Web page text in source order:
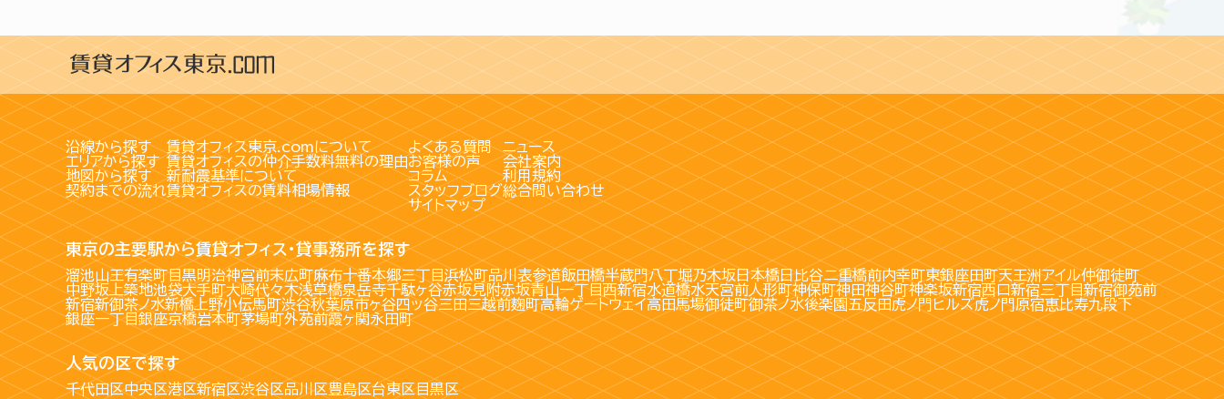
沿線から探す
エリアから探す
地図から探す
契約までの流れ
賃貸オフィス東京.comについて
賃貸オフィスの仲介手数料無料の理由
新耐震基準について
賃貸オフィスの賃料相場情報
よくある質問
お客様の声
コラム
スタッフブログ
サイトマップ
ニュース
会社案内
利用規約
総合問い合わせ
東京の主要駅から賃貸オフィス・貸事務所を探す
溜池山王有楽町目黒明治神宮前末広町麻布十番本郷三丁目浜松町品川表参道飯田橋半蔵門八丁堀乃木坂日本橋日比谷二重橋前内幸町東銀座田町天王洲アイル仲御徒町
中野坂上築地池袋大手町大崎代々木浅草橋泉岳寺千駄ヶ谷赤坂見附赤坂青山一丁目 西新宿水道橋水天宮前 人形町神保町神田神谷町神楽坂新宿西口新宿三丁目新宿御苑前
新宿新御茶ノ水新橋上野小伝馬町渋谷秋葉原市ヶ谷四ッ谷三田三越前麹町高輪ゲートウェイ高田馬場御徒町御茶ノ水後楽園五反田虎ノ門ヒルズ虎ノ門原宿恵比寿九段下
銀座一丁目銀座京橋岩本町茅場町外苑前霞ヶ関永田町
人気の区で探す
千代田区中央区港区新宿区渋谷区品川区豊島区台東区目黒区